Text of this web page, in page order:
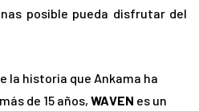
posible pueda disfrutar del
la historia que Ankama ha
de 15 años, WAVEN es un